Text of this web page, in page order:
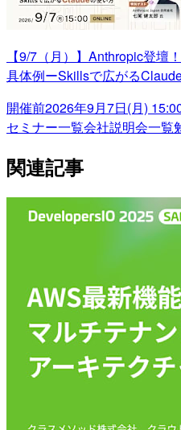
【9/7（月）】Anthropic登壇
具体例ーSkillsで広がる
開催前2026年9月7日(月)
セミナー一覧会社説明会一覧
関連記事